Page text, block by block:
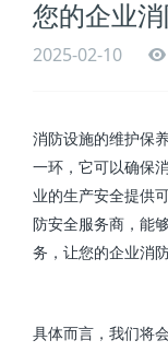
您的企业
2025-02-10
消防设施的维护保
一环，它可以确保
业的生产安全提供
防安全服务商，能
务，让您的企业消
具体而言，我们将